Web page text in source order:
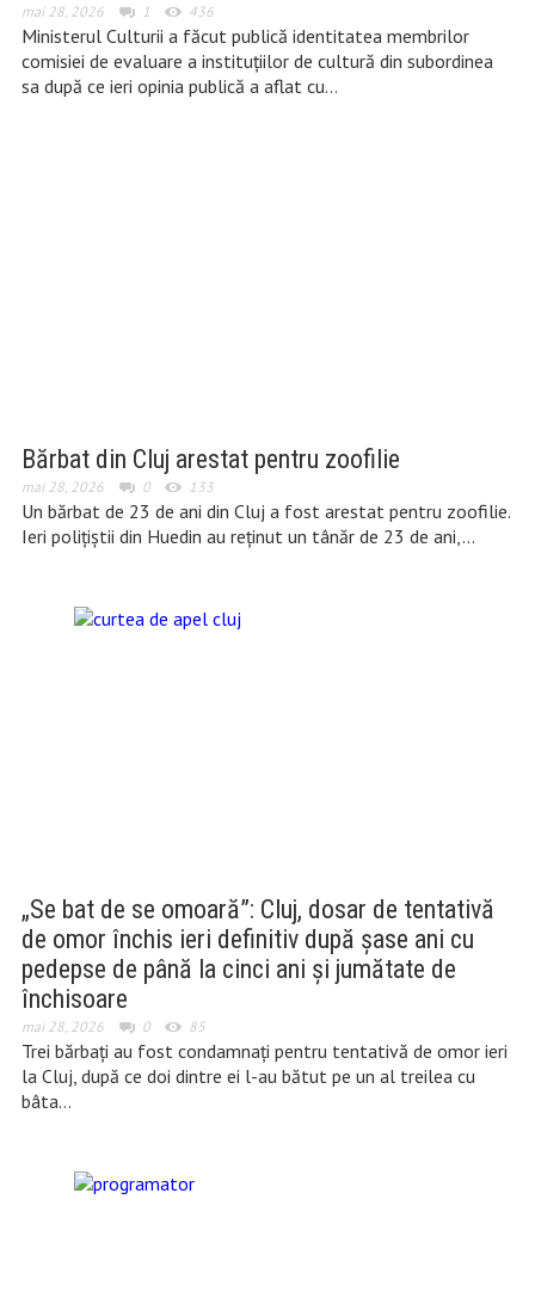
mai 28, 2026 1 436
Ministerul Culturii a făcut publică identitatea membrilor
comisiei de evaluare a instituțiilor de cultură din subordinea
sa după ce ieri opinia publică a aflat cu…
Bărbat din Cluj arestat pentru zoofilie
mai 28, 2026 0 133
Un bărbat de 23 de ani din Cluj a fost arestat pentru zoofilie.
Ieri polițiștii din Huedin au reținut un tânăr de 23 de ani,…
„Se bat de se omoară”: Cluj, dosar de tentativă
de omor închis ieri definitiv după șase ani cu
pedepse de până la cinci ani și jumătate de
închisoare
mai 28, 2026 0 85
Trei bărbați au fost condamnați pentru tentativă de omor ieri
la Cluj, după ce doi dintre ei l-au bătut pe un al treilea cu
bâta…